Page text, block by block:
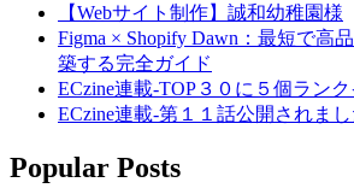
【Webサイト制作】誠和幼稚園様
Figma × Shopify Dawn：最短で高
築する完全ガイド
ECzine連載-TOP３０に５個ランク
ECzine連載-第１１話公開されまし
Popular Posts